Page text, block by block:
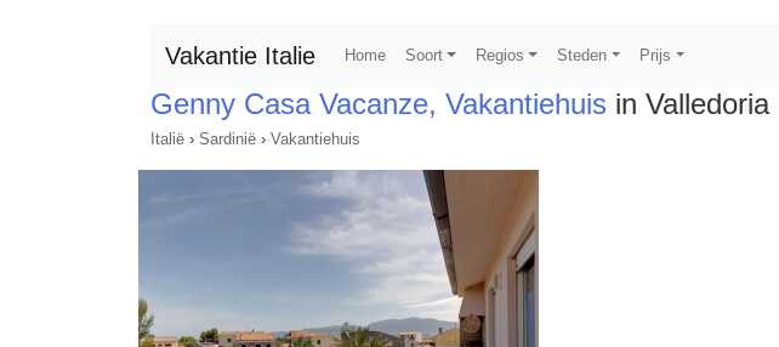
Vakantie Italie Home Soort Regios Steden Prijs
Genny Casa Vacanze, Vakantiehuis in Valledoria
Italië › Sardinië › Vakantiehuis